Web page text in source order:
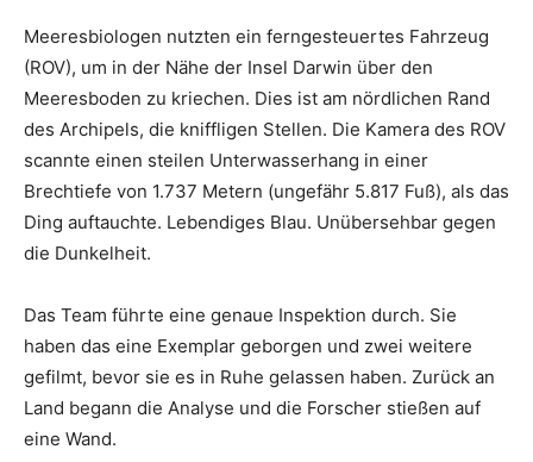
Meeresbiologen nutzten ein ferngesteuertes Fahrzeug
(ROV), um in der Nähe der Insel Darwin über den
Meeresboden zu kriechen. Dies ist am nördlichen Rand
des Archipels, die kniffligen Stellen. Die Kamera des ROV
scannte einen steilen Unterwasserhang in einer
Brechtiefe von 1.737 Metern (ungefähr 5.817 Fuß), als das
Ding auftauchte. Lebendiges Blau. Unübersehbar gegen
die Dunkelheit.
Das Team führte eine genaue Inspektion durch. Sie
haben das eine Exemplar geborgen und zwei weitere
gefilmt, bevor sie es in Ruhe gelassen haben. Zurück an
Land begann die Analyse und die Forscher stießen auf
eine Wand.